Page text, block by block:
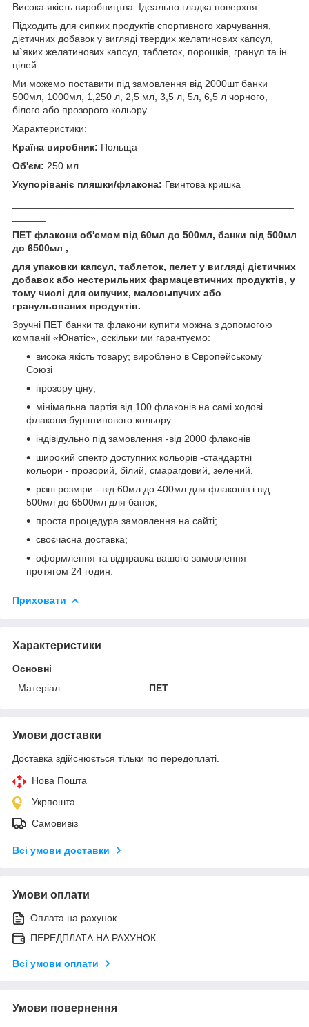
Висока якість виробництва. Ідеально гладка поверхня.
Підходить для сипких продуктів спортивного харчування,
дієтичних добавок у вигляді твердих желатинових капсул,
м`яких желатинових капсул, таблеток, порошків, гранул та ін.
цілей.
Ми можемо поставити під замовлення від 2000шт банки
500мл, 1000мл, 1,250 л, 2,5 мл, 3,5 л, 5л, 6,5 л чорного,
білого або прозорого кольору.
Характеристики:
Країна виробник: Польща
Об'єм: 250 мл
Укупоріваніє пляшки/флакона: Гвинтова кришка
ПЕТ флакони об'ємом від 60мл до 500мл, банки від 500мл
до 6500мл ,
для упаковки капсул, таблеток, пелет у вигляді дієтичних
добавок або нестерильних фармацевтичних продуктів, у
тому числі для сипучих, малосыпучих або
гранульованих продуктів.
Зручні ПЕТ банки та флакони купити можна з допомогою
компанії «Юнатіс», оскільки ми гарантуємо:
висока якість товару; вироблено в Європейському
Союзі
прозору ціну;
мінімальна партія від 100 флаконів на самі ходові
флакони бурштинового кольору
індівідульно під замовлення -від 2000 флаконів
широкий спектр доступних кольорів -стандартні
кольори - прозорий, білий, смарагдовий, зелений.
різні розміри - від 60мл до 400мл для флаконів і від
500мл до 6500мл для банок;
проста процедура замовлення на сайті;
своєчасна доставка;
оформлення та відправка вашого замовлення
протягом 24 годин.
Приховати
Характеристики
Основні
Матеріал
ПЕТ
Умови доставки
Доставка здійснюється тільки по передоплаті.
Нова Пошта
Укрпошта
Самовивіз
Всі умови доставки
Умови оплати
Оплата на рахунок
ПЕРЕДПЛАТА НА РАХУНОК
Всі умови оплати
Умови повернення